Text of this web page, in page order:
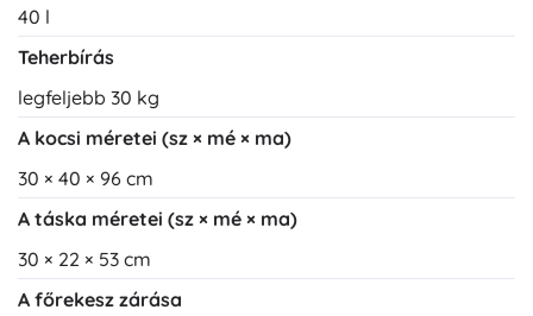
40 l
Teherbírás
legfeljebb 30 kg
A kocsi méretei (sz × mé × ma)
30 × 40 × 96 cm
A táska méretei (sz × mé × ma)
30 × 22 × 53 cm
A főrekesz zárása